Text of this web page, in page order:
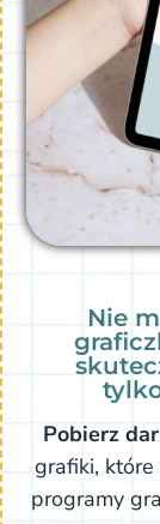
Nie
Pobierz
grafiki,
programy